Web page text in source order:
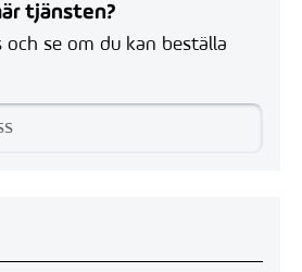
tjänsten?
och se om du kan beställa